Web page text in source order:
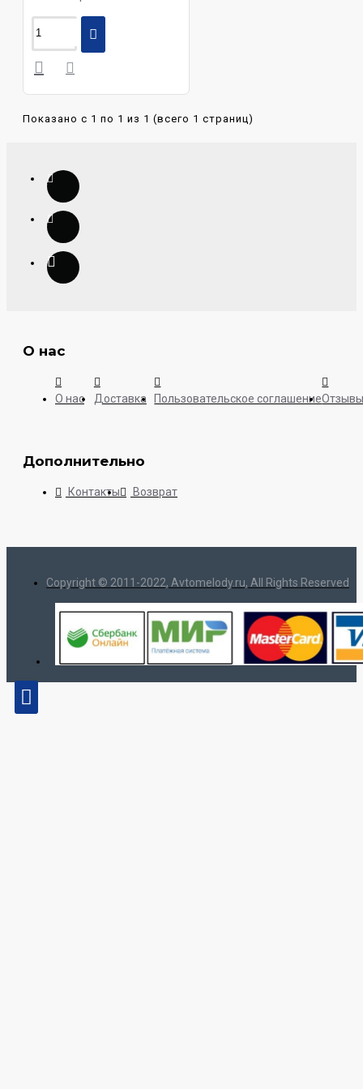
Показано с 1 по 1 из 1 (всего 1 страниц)
О нас
О нас Доставка Пользовательское соглашение
Дополнительно
Контакты Возврат
Copyright © 2011-2022, Avtomelody.ru, All Rights Reserved